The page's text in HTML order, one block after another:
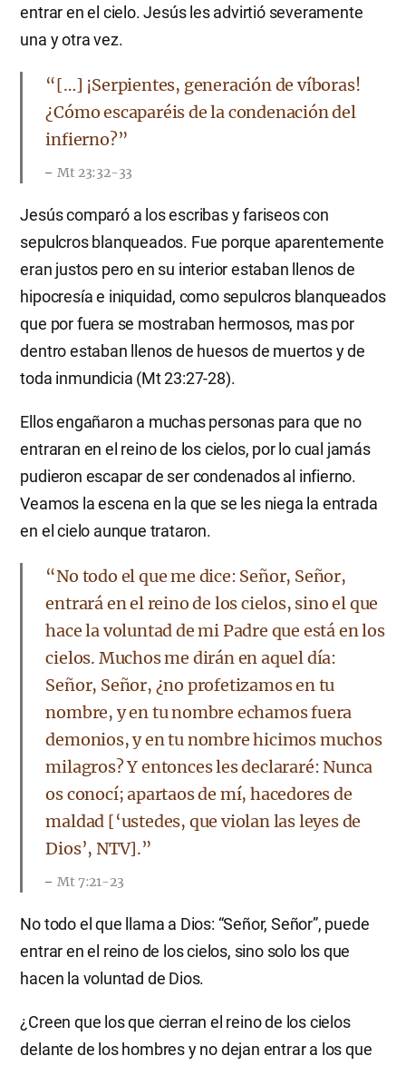
entrar en el cielo. Jesús les advirtió severamente
una y otra vez.
“[…] ¡Serpientes, generación de víboras!
¿Cómo escaparéis de la condenación del
infierno?”
Mt 23:32-33
Jesús comparó a los escribas y fariseos con
sepulcros blanqueados. Fue porque aparentemente
eran justos pero en su interior estaban llenos de
hipocresía e iniquidad, como sepulcros blanqueados
que por fuera se mostraban hermosos, mas por
dentro estaban llenos de huesos de muertos y de
toda inmundicia (Mt 23:27-28).
Ellos engañaron a muchas personas para que no
entraran en el reino de los cielos, por lo cual jamás
pudieron escapar de ser condenados al infierno.
Veamos la escena en la que se les niega la entrada
en el cielo aunque trataron.
“No todo el que me dice: Señor, Señor,
entrará en el reino de los cielos, sino el que
hace la voluntad de mi Padre que está en los
cielos. Muchos me dirán en aquel día:
Señor, Señor, ¿no profetizamos en tu
nombre, y en tu nombre echamos fuera
demonios, y en tu nombre hicimos muchos
milagros? Y entonces les declararé: Nunca
os conocí; apartaos de mí, hacedores de
maldad [‘ustedes, que violan las leyes de
Dios’, NTV].”
Mt 7:21-23
No todo el que llama a Dios: “Señor, Señor”, puede
entrar en el reino de los cielos, sino solo los que
hacen la voluntad de Dios.
¿Creen que los que cierran el reino de los cielos
delante de los hombres y no dejan entrar a los que